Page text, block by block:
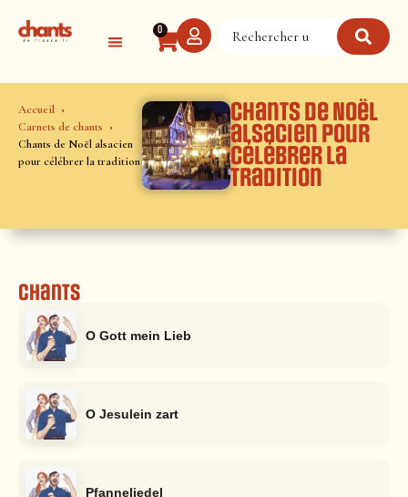
0
Accueil
Carnets de chants
Chants de Noël alsacien
pour célébrer la tradition
Chants de Noël
alsacien pour
célébrer la
tradition
Chants
O Gott mein Lieb
O Jesulein zart
Pfanneliedel